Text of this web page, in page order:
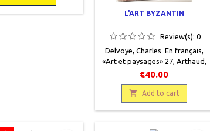
un plastique
L'ART BYZANTIN
Review(s): 0
Delvoye, Charles En français,
«Art et paysages» 27, Arthaud,
1967, 18 x 23,5, 457 pages,
relié, occasion. Très bon état,
toilé éditeur beige, jaquette
éditeur illustrée, livre protégé
par une couverture plastique
€40.00
 Add to cart